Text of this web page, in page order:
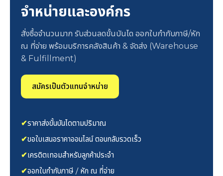
จำหน่ายและองค์กร
สั่งซื้อจำนวนมาก รับส่วนลดขั้นบันได ออกใบกำกับภาษี/หัก
ณ ที่จ่าย พร้อมบริการคลังสินค้า & จัดส่ง (Warehouse
& Fulfillment)
สมัครเป็นตัวแทนจำหน่าย
✔ราคาส่งขั้นบันไดตามปริมาณ
✔ขอใบเสนอราคาออนไลน์ ตอบกลับรวดเร็ว
✔เครดิตเทอมสำหรับลูกค้าประจำ
✔ออกใบกำกับภาษี / หัก ณ ที่จ่าย